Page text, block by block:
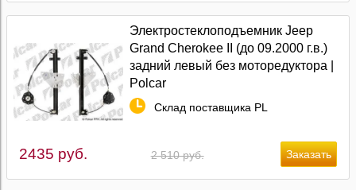
Электростеклоподъемник Jeep
Grand Cherokee II (до 09.2000 г.в.)
задний левый без моторедуктора |
Polcar
Склад поставщика PL
2 510 руб.
2435 руб.